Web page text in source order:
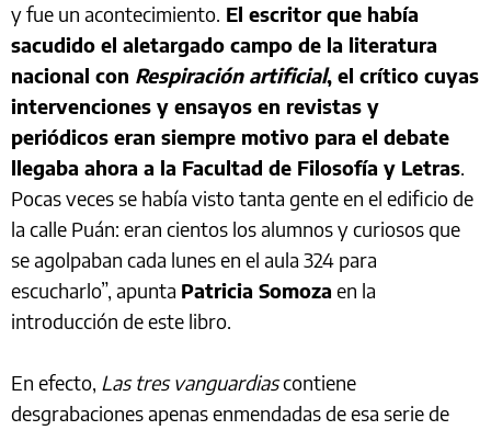
y fue un acontecimiento. El escritor que había
sacudido el aletargado campo de la literatura
nacional con Respiración artificial, el crítico cuyas
intervenciones y ensayos en revistas y
periódicos eran siempre motivo para el debate
llegaba ahora a la Facultad de Filosofía y Letras.
Pocas veces se había visto tanta gente en el edificio de
la calle Puán: eran cientos los alumnos y curiosos que
se agolpaban cada lunes en el aula 324 para
escucharlo”, apunta Patricia Somoza en la
introducción de este libro.
En efecto, Las tres vanguardiascontiene
desgrabaciones apenas enmendadas de esa serie de